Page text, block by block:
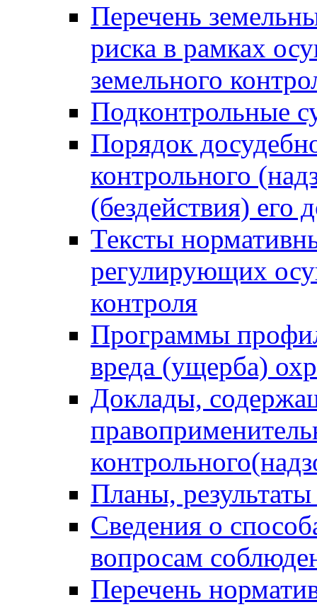
Перечень
риска в рамках
земельного
Подконтрольные
Порядок
контрольного
(бездействия)
Тексты
регулирующих
контроля
Программы
вреда (ущерба)
Доклады,
Планы,
Сведения о
вопросам
Перечень